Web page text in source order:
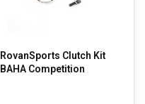
RovanSports Clutch Kit
BAHA Competition